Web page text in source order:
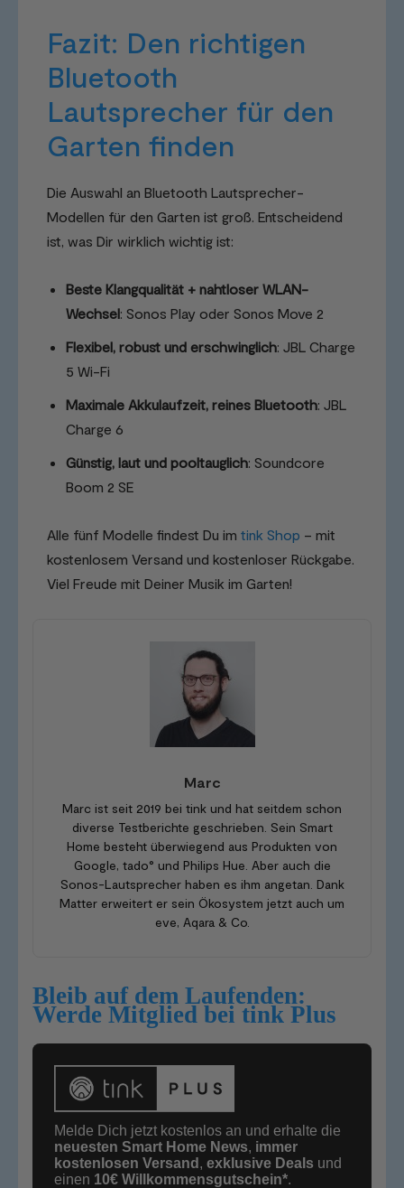
Fazit: Den richtigen
Bluetooth
Lautsprecher für den
Garten finden
Die Auswahl an Bluetooth Lautsprecher-
Modellen für den Garten ist groß. Entscheidend
ist, was Dir wirklich wichtig ist:
Beste Klangqualität + nahtloser WLAN-
Wechsel: Sonos Play oder Sonos Move 2
Flexibel, robust und erschwinglich: JBL Charge
5 Wi-Fi
Maximale Akkulaufzeit, reines Bluetooth: JBL
Charge 6
Günstig, laut und pooltauglich: Soundcore
Boom 2 SE
Alle fünf Modelle findest Du im tink Shop – mit
kostenlosem Versand und kostenloser Rückgabe.
Viel Freude mit Deiner Musik im Garten!
Marc
Marc ist seit 2019 bei tink und hat seitdem schon
diverse Testberichte geschrieben. Sein Smart
Home besteht überwiegend aus Produkten von
Google, tado° und Philips Hue. Aber auch die
Sonos-Lautsprecher haben es ihm angetan. Dank
Matter erweitert er sein Ökosystem jetzt auch um
eve, Aqara & Co.
Bleib auf dem Laufenden:
Werde Mitglied bei tink Plus
Melde Dich jetzt kostenlos an und erhalte die
neuesten Smart Home News, immer
kostenlosen Versand , exklusive Deals und
einen 10€ Willkommensgutschein*.